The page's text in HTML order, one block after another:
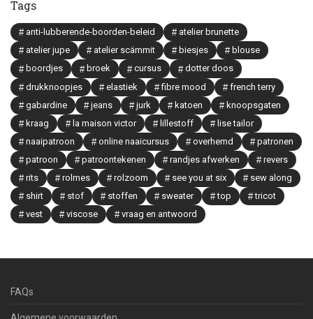
Tags
anti-lubberende-boorden-beleid
atelier brunette
atelier jupe
atelier scämmit biesjes
blouse
boordjes
broek cursus
dotter doos
drukknoopjes
elastiek fibre mood
french terry
gabardine
jeans jurk katoen
knoopsgaten
kraag
la maison victor lillestoff
lise tailor
naaipatroon
online naaicursus overhemd
patronen
patroon
patroontekenen randjes afwerken
revers
rits
rolmes rolzoom see you at six
sew along
shirt
stof stoffen sweater top
tricot
vest
viscose vraag en antwoord
FAQs